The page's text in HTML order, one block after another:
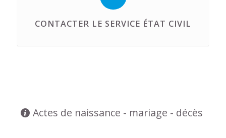
CONTACTER LE SERVICE ÉTAT CIVIL
Actes de naissance - mariage - décès